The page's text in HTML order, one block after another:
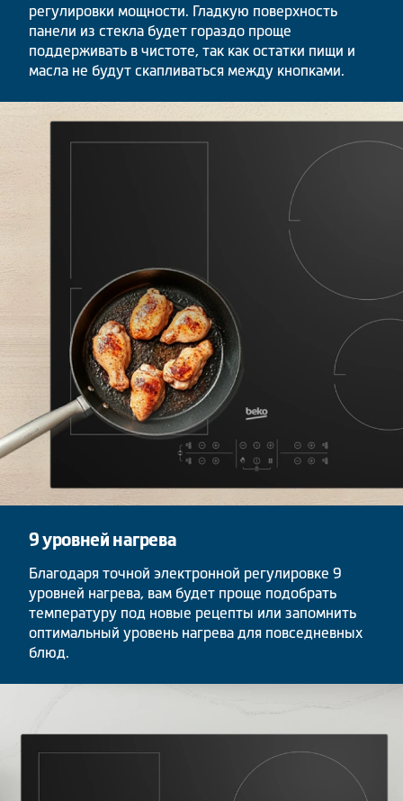
регулировки мощности. Гладкую поверхность
панели из стекла будет гораздо проще
поддерживать в чистоте, так как остатки пищи и
масла не будут скапливаться между кнопками.
9 уровней нагрева
Благодаря точной электронной регулировке 9
уровней нагрева, вам будет проще подобрать
температуру под новые рецепты или запомнить
оптимальный уровень нагрева для повседневных
блюд.